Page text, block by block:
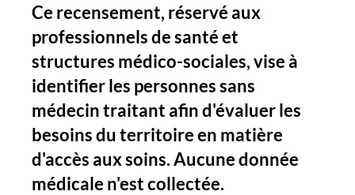
Ce recensement, réservé aux
professionnels de santé et
structures médico-sociales, vise à
identifier les personnes sans
médecin traitant afin d'évaluer les
besoins du territoire en matière
d'accès aux soins. Aucune donnée
médicale n'est collectée.